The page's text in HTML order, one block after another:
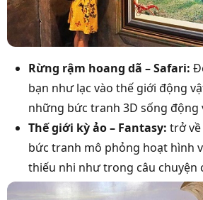
Rừng rậm hoang dã – Safari:
bạn như lạc vào thế giới động
những bức tranh 3D sống động
Thế giới kỳ ảo – Fantasy: trở
bức tranh mô phỏng hoạt hình
thiếu nhi như trong câu chuyện